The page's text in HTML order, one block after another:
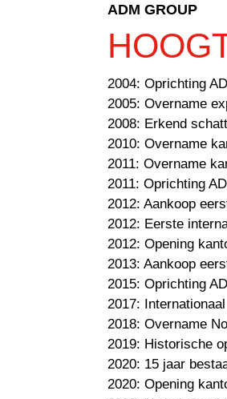
ADM GROUP
2004: Oprichting
2005: Overname
2008: Erkend
2010: Overname
2011: Overname
2011: Oprichting
2012: Aankoop
2012: Eerste
2012: Opening
2013: Aankoop
2015: Oprichting
2017:
2018: Overname
2019: Historische
2020: 15 jaar
2020: Opening